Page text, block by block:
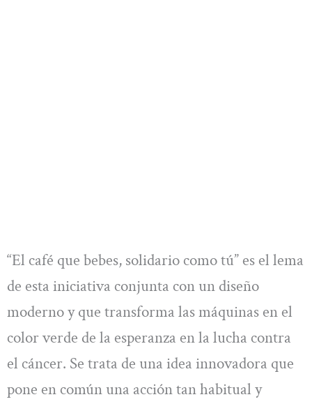
“El café que bebes, solidario como tú” es el lema
de esta iniciativa conjunta con un diseño
moderno y que transforma las máquinas en el
color verde de la esperanza en la lucha contra
el cáncer. Se trata de una idea innovadora que
pone en común una acción tan habitual y